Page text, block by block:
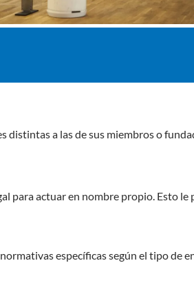
distintas a las de sus miembros o
para actuar en nombre propio. Esto
específicas según el tipo de